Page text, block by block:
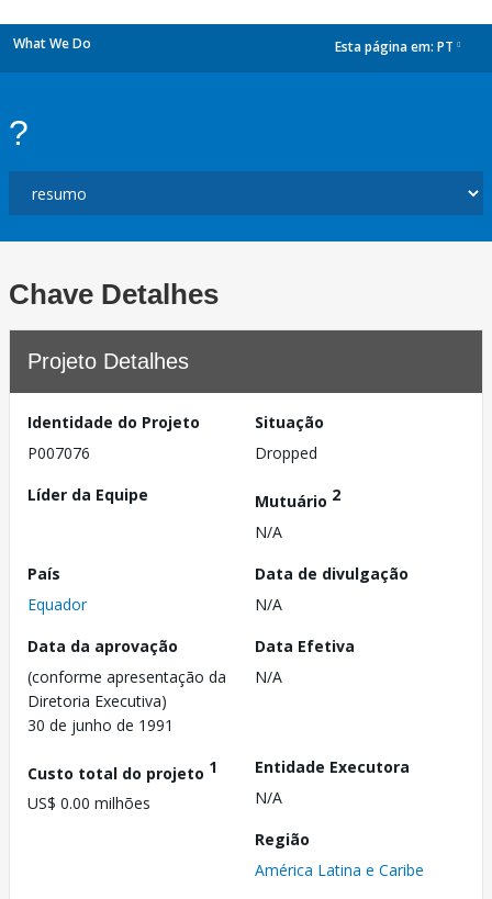
What We Do Esta página em: PT
?
Chave Detalhes
Projeto Detalhes
Identidade do Projeto
P007076
Situação
Dropped
Líder da Equipe
Mutuário 2
N/A
País
Equador
Data de divulgação
N/A
Data da aprovação
(conforme apresentação da
Diretoria Executiva)
30 de junho de 1991
Data Efetiva
N/A
Custo total do projeto 1
US$ 0.00 milhões
Entidade Executora
N/A
Região
América Latina e Caribe